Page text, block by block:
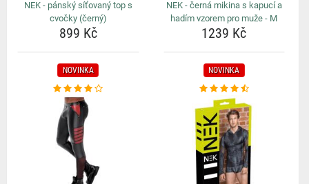
NEK - pánský síťovaný top s
cvočky (černý)
899 Kč
NEK - černá mikina s kapucí a
hadím vzorem pro muže - M
1239 Kč
NOVINKA NOVINKA